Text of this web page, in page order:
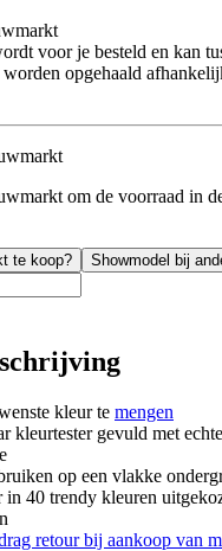
voor je besteld en kan
worden opgehaald
om de voorraad in
te koop? Showmodel bij
kleur te mengen
kleurtester gevuld met
op een vlakke
in 40 trendy kleuren
retour bij aankoop van